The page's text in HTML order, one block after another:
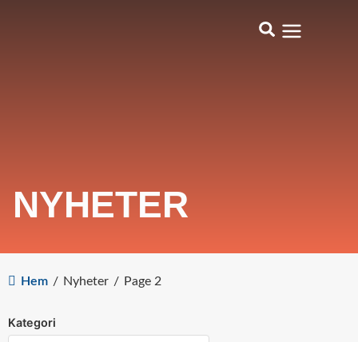
NYHETER
Hem / Nyheter / Page 2
Kategori